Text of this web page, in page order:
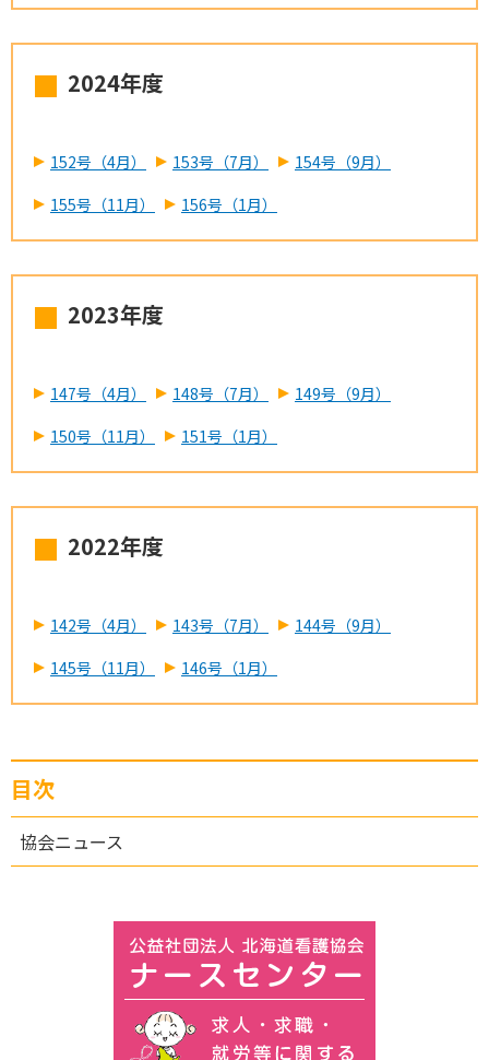
2024年度
152号（4月） 153号（7月）
154号（9月）
155号（11月）
156号（1月）
2023年度
147号（4月） 148号（7月）
149号（9月）
150号（11月）
151号（1月）
2022年度
142号（4月） 143号（7月）
144号（9月）
145号（11月）
146号（1月）
目次
協会ニュース